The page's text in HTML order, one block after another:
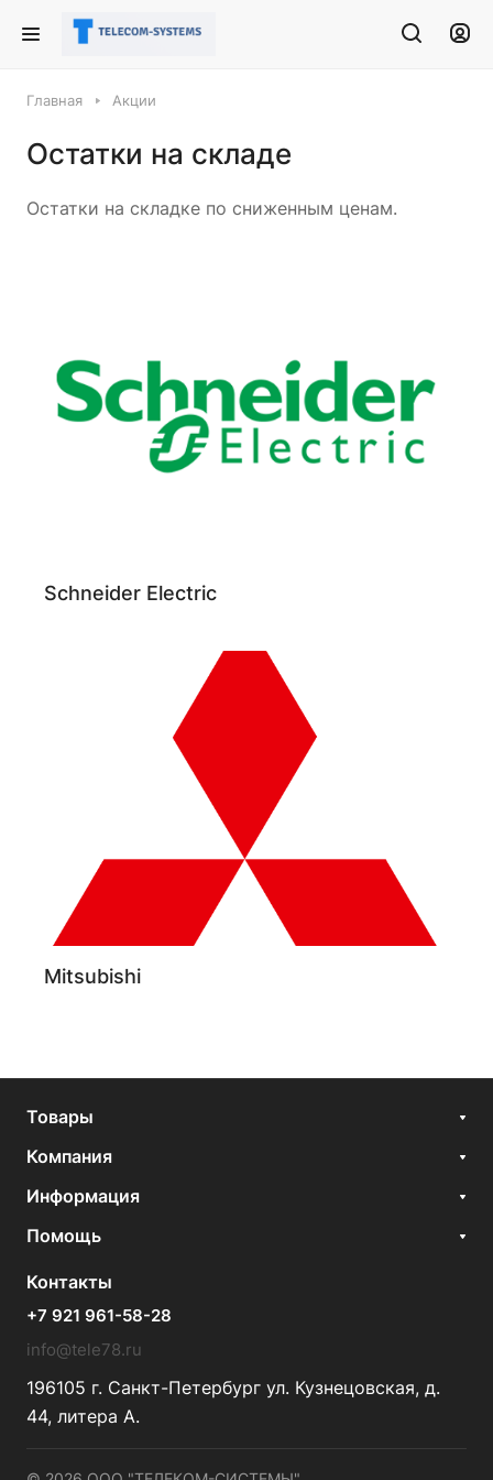
Главная Акции
Остатки на складе
Остатки на складке по сниженным ценам.
Schneider Electric
Mitsubishi
Товары
Компания
Информация
Помощь
Контакты
+7 921 961-58-28
info@tele78.ru
196105 г. Санкт-Петербург ул. Кузнецовская, д.
44, литера А.